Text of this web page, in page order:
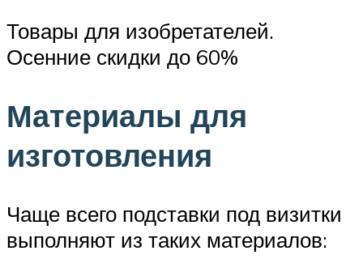
Товары для изобретателей.
Осенние скидки до 60%
Материалы для
изготовления
Чаще всего подставки под визитки
выполняют из таких материалов: